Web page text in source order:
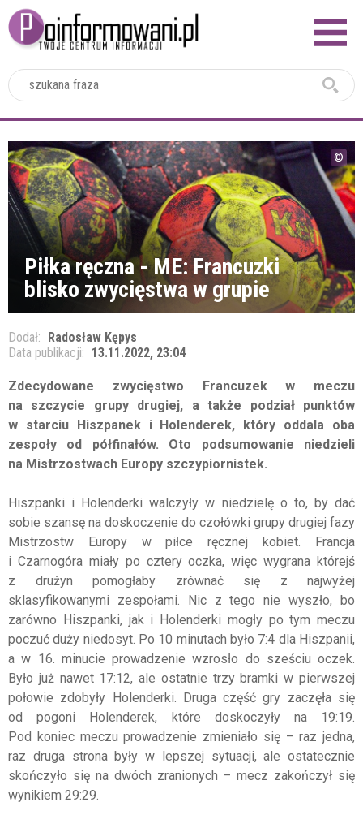
Piłka ręczna - ME: Francuzki
blisko zwycięstwa w grupie
Dodał: Radosław Kępys
Data publikacji: 13.11.2022, 23:04
Zdecydowane zwycięstwo Francuzek w meczu
na szczycie grupy drugiej, a także podział punktów
w starciu Hiszpanek i Holenderek, który oddala oba
zespoły od półfinałów. Oto podsumowanie niedzieli
na Mistrzostwach Europy szczypiornistek.
Hiszpanki i Holenderki walczyły w niedzielę o to, by dać
sobie szansę na doskoczenie do czołówki grupy drugiej fazy
Mistrzostw Europy w piłce ręcznej kobiet. Francja
i Czarnogóra miały po cztery oczka, więc wygrana którejś
z drużyn pomogłaby zrównać się z najwyżej
sklasyfikowanymi zespołami. Nic z tego nie wyszło, bo
zarówno Hiszpanki, jak i Holenderki mogły po tym meczu
poczuć duży niedosyt. Po 10 minutach było 7:4 dla Hiszpanii,
a w 16. minucie prowadzenie wzrosło do sześciu oczek.
Było już nawet 17:12, ale ostatnie trzy bramki w pierwszej
połowie zdobyły Holenderki. Druga część gry zaczęła się
od pogoni Holenderek, które doskoczyły na 19:19.
Pod koniec meczu prowadzenie zmieniało się – raz jedna,
raz druga strona były w lepszej sytuacji, ale ostatecznie
skończyło się na dwóch zranionych – mecz zakończył się
wynikiem 29:29.